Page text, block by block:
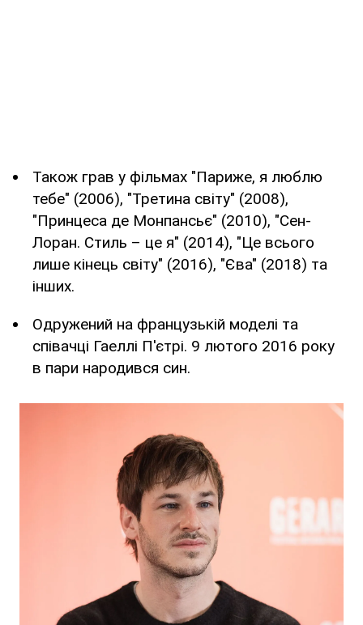
Також грав у фільмах "Париже, я люблю
тебе" (2006), "Третина світу" (2008),
"Принцеса де Монпансьє" (2010), "Сен-
Лоран. Стиль – це я" (2014), "Це всього
лише кінець світу" (2016), "Єва" (2018) та
інших.
Одружений на французькій моделі та
співачці Гаеллі П'єтрі. 9 лютого 2016 року
в пари народився син.